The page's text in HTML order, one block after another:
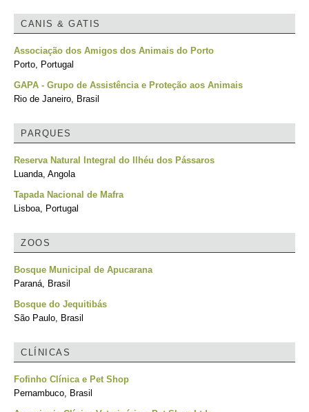
CANIS & GATIS
Associação dos Amigos dos Animais do Porto
Porto, Portugal
GAPA - Grupo de Assistência e Proteção aos Animais
Rio de Janeiro, Brasil
PARQUES
Reserva Natural Integral do Ilhéu dos Pássaros
Luanda, Angola
Tapada Nacional de Mafra
Lisboa, Portugal
ZOOS
Bosque Municipal de Apucarana
Paraná, Brasil
Bosque do Jequitibás
São Paulo, Brasil
CLÍNICAS
Fofinho Clínica e Pet Shop
Pernambuco, Brasil